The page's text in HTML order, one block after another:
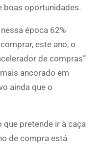
boas oportunidades.
época 62%
este ano, o
de compras”
ancorado em
ainda que o
pretende ir à caça
de compra está